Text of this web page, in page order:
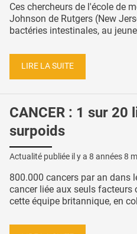
Ces chercheurs de l'école de
Johnson de Rutgers (New
bactéries intestinales, au
LIRE LA SUITE
CANCER : 1 sur 20
surpoids
Actualité publiée il y a 8 années 8
800.000 cancers par an dans
cancer liée aux seuls facteurs
cette équipe britannique, en